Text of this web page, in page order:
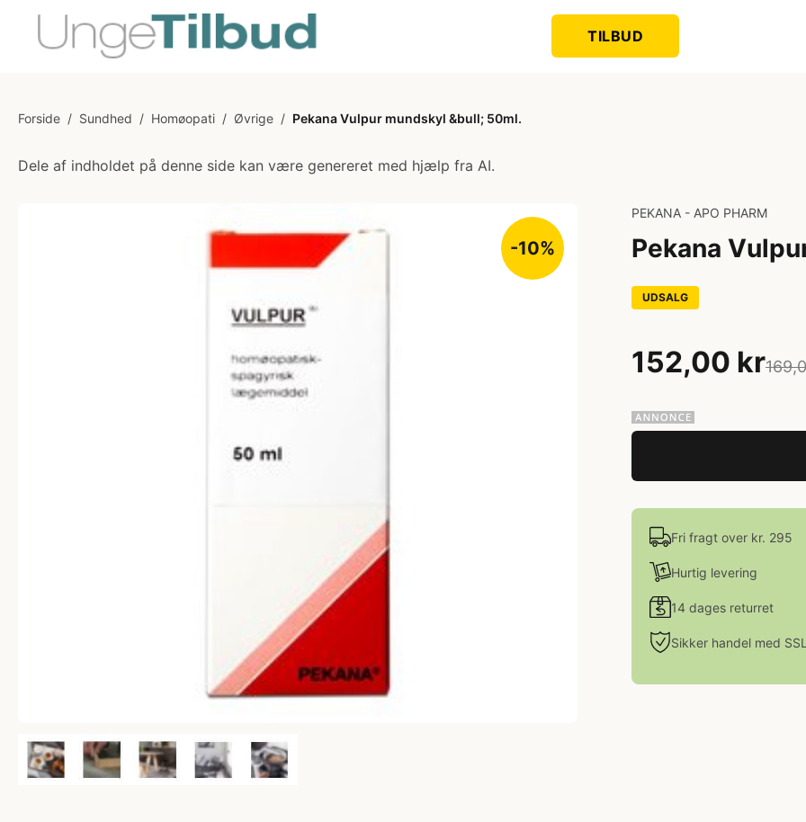
TILBUD
Forside / Sundhed / Homøopati / Øvrige / Pekana Vulpur mundskyl &bull; 50ml.
Dele af indholdet på denne side kan være genereret med hjælp fra AI.
-10%
PEKANA - APO PHARM
Pekana
UDSALG
152,00 kr
Fri fragt over kr. 295
Hurtig levering
14 dages returret
Sikker handel med SSL